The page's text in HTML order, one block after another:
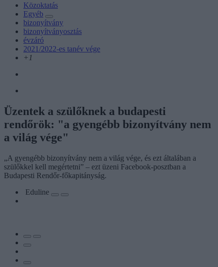
Közoktatás
Egyéb
bizonyítvány
bizonyítványosztás
évzáró
2021/2022-es tanév vége
+1
Üzentek a szülőknek a budapesti
rendőrök: "a gyengébb bizonyítvány nem
a világ vége"
„A gyengébb bizonyítvány nem a világ vége, és ezt általában a
szülőkkel kell megértetni” – ezt üzeni Facebook-posztban a
Budapesti Rendőr-főkapitányság.
Eduline